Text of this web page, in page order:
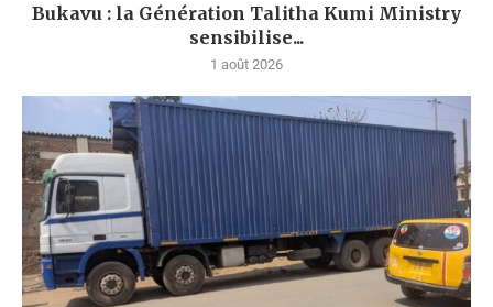
Bukavu : la Génération Talitha Kumi Ministry
sensibilise...
1 août 2026